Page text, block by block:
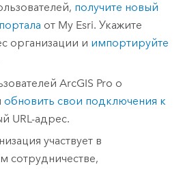
получите новый
от My Esri. Укажите
организации и импортируйте
ArcGIS Pro о
обновить свои подключения к
URL-адрес.
участвует в
сотрудничестве,